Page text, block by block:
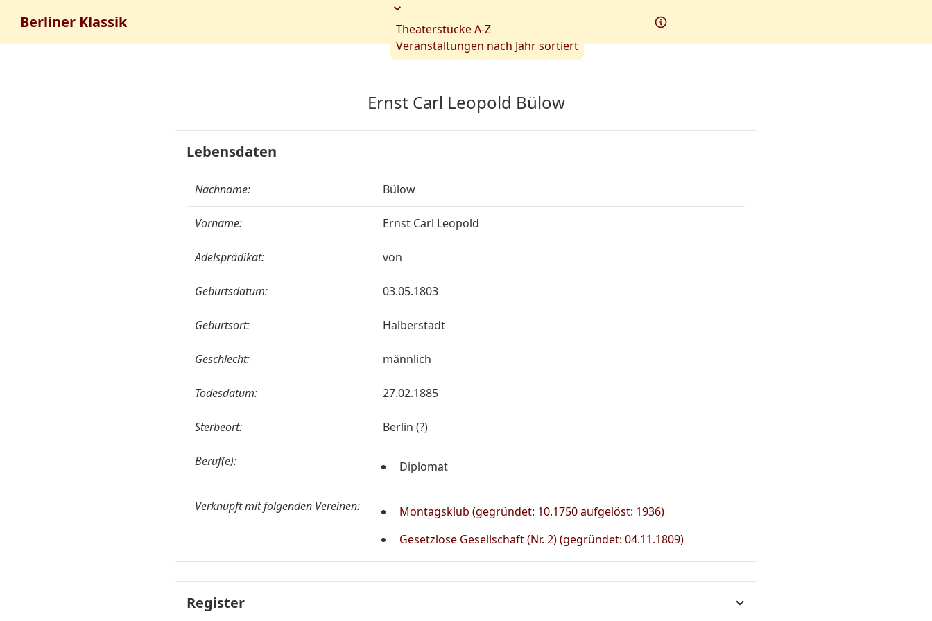
Berliner Klassik
Theaterstücke A-Z
Veranstaltungen nach Jahr sortiert
Ernst Carl Leopold Bülow
Lebensdaten
Nachname: Bülow
Vorname: Ernst Carl Leopold
Adelsprädikat: von
Geburtsdatum: 03.05.1803
Geburtsort: Halberstadt
Geschlecht: männlich
Todesdatum: 27.02.1885
Sterbeort: Berlin (?)
Beruf(e): Diplomat
Verknüpft mit folgenden Vereinen:
Montagsklub (gegründet: 10.1750 aufgelöst: 1936)
Gesetzlose Gesellschaft (Nr. 2) (gegründet: 04.11.1809)
Register